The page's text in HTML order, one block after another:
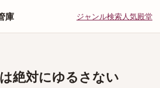
庫 ジャンル検索人気殿堂
絶対にゆるさない